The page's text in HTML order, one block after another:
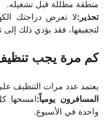
منطقة مظللة قبل تشغيله.
تحذير:لا تعرض دراجتك
لتجفيفها، فقد يؤدي ذلك إلى
كم مرة يجب تنظيف
يعتمد عدد مرات التنظيف على
المسافرون يومياً:
واحدة في الأسبوع.